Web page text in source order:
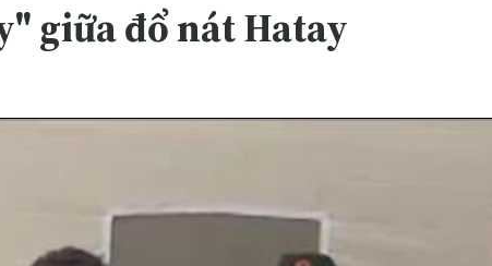
giữa đổ nát Hatay